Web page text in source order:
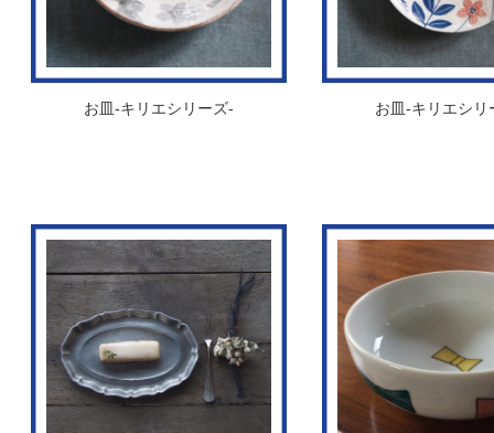
お皿-キリエシリーズ- お皿-キリエシリ